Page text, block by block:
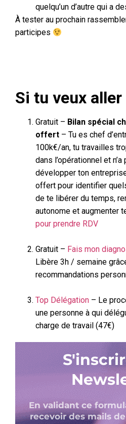
quelqu’un d’autre qui a
À tester au prochain
participes
Si tu veux
Gratuit – Bilan spécial
offert – Tu es chef
100k€/an, tu travailles
dans l’opérationnel et
développer ton
offert pour identifier
de te libérer du temps,
autonome et augmenter
pour prendre RDV
Gratuit – Fais mon
Libère 3h / semaine
recommandations
Top Délégation – Le
une personne à qui
charge de travail (47€)